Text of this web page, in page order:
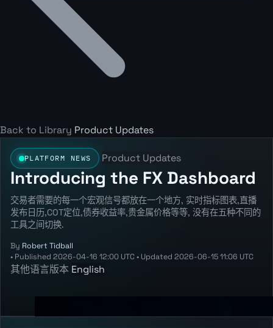
Back to Library Product Updates
PLATFORM NEWS Product Updates
Introducing the FX Dashboard
交易者需要的每一个宏观信号都放在一个地方, 实时指标图表,直播
发布日历,COT定位,债券收益率,贵金属价格等等, 没有在五种不同的
工具之间切换.
By Robert Tidball
• Published 2026-04-16 12:00 UTC • Updated 2026-06-15 11:06 UTC
其他语言版本 English